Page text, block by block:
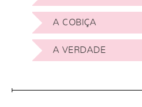
A COBIÇA
A VERDADE